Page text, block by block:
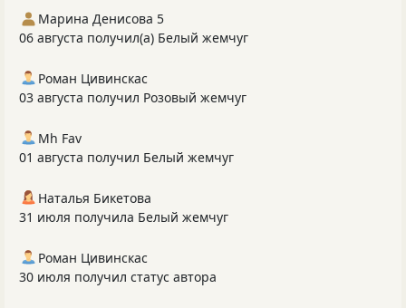
Марина Денисова 5
06 августа получил(а) Белый жемчуг
Роман Цивинскас
03 августа получил Розовый жемчуг
Mh Fav
01 августа получил Белый жемчуг
Наталья Бикетова
31 июля получила Белый жемчуг
Роман Цивинскас
30 июля получил статус автора